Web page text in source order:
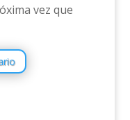
vez que